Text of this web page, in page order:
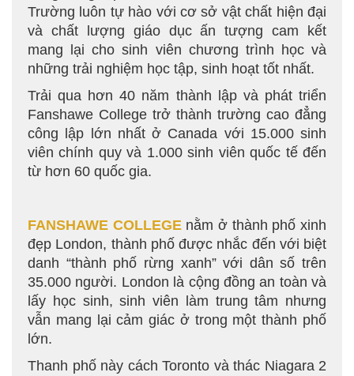
Trường luôn tự hào với cơ sở vật chất hiện đại
và chất lượng giáo dục ấn tượng cam kết
mang lại cho sinh viên chương trình học và
những trải nghiệm học tập, sinh hoạt tốt nhất.
Trải qua hơn 40 năm thành lập và phát triển
Fanshawe College trở thành trường cao đẳng
công lập lớn nhất ở Canada với 15.000 sinh
viên chính quy và 1.000 sinh viên quốc tế đến
từ hơn 60 quốc gia.
FANSHAWE COLLEGEnằm ở thành phố xinh
đẹp London, thành phố được nhắc đến với biệt
danh “thành phố rừng xanh” với dân số trên
35.000 người. London là cộng đồng an toàn và
lấy học sinh, sinh viên làm trung tâm nhưng
vẫn mang lại cảm giác ở trong một thành phố
lớn.
Thanh phố này cách Toronto và thác Niagara 2